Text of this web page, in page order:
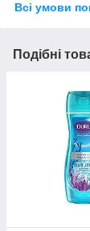
Всі умови
Подібні